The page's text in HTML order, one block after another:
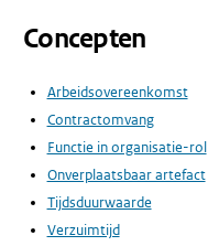
Concepten
Arbeidsovereenkomst
Contractomvang
Functie in organisatie-rol
Onverplaatsbaar artefact
Tijdsduurwaarde
Verzuimtijd